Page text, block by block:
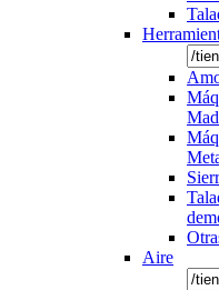
Aire